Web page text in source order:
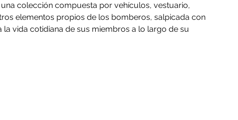
colección compuesta por vehículos, vestuario,
elementos propios de los bomberos, salpicada con
vida cotidiana de sus miembros a lo largo de su